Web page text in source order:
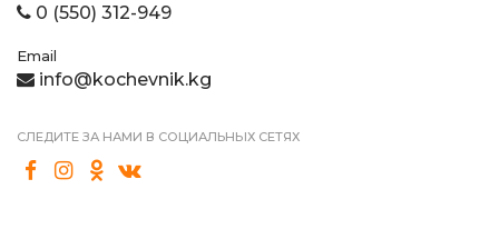
0 (550) 312-949
Email
info@kochevnik.kg
СЛЕДИТЕ ЗА НАМИ В СОЦИАЛЬНЫХ СЕТЯХ